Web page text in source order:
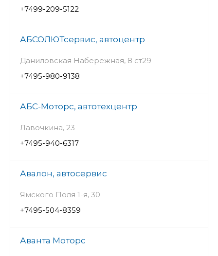
+7499-209-5122
АБСОЛЮТсервис, автоцентр
Даниловская Набережная, 8 ст29
+7495-980-9138
АБС-Моторс, автотехцентр
Лавочкина, 23
+7495-940-6317
Авалон, автосервис
Ямского Поля 1-я, 30
+7495-504-8359
Аванта Моторс